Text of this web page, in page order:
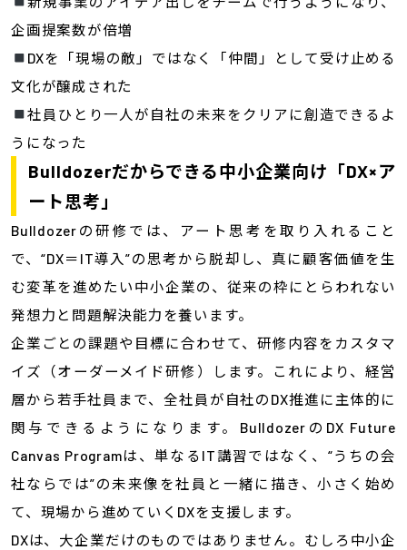
企画提案数が倍増
DXを「現場の敵」ではなく「仲間」として受け止める
文化が醸成された
社員ひとり一人が自社の未来をクリアに創造できるよ
うになった
Bulldozerだからできる中小企業向け「DX×ア
ート思考」
Bulldozerの研修では、アート思考を取り入れること
で、“DX＝IT導入”の思考から脱却し、真に顧客価値を生
む変革を進めたい中小企業の、従来の枠にとらわれない
発想力と問題解決能力を養います。
企業ごとの課題や目標に合わせて、研修内容をカスタマ
イズ（オーダーメイド研修）します。これにより、経営
層から若手社員まで、全社員が自社のDX推進に主体的に
関与できるようになります。BulldozerのDX Future
Canvas Programは、単なるIT講習ではなく、“うちの会
社ならでは”の未来像を社員と一緒に描き、小さく始め
て、現場から進めていくDXを支援します。
DXは、大企業だけのものではありません。むしろ中小企